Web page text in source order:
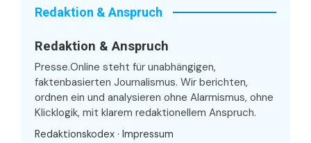
Redaktion & Anspruch
Redaktion & Anspruch
Presse.Online steht für unabhängigen,
faktenbasierten Journalismus. Wir berichten,
ordnen ein und analysieren ohne Alarmismus, ohne
Klicklogik, mit klarem redaktionellem Anspruch.
Redaktionskodex · Impressum